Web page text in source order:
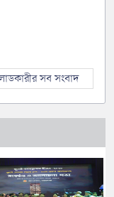
সব সংবাদ